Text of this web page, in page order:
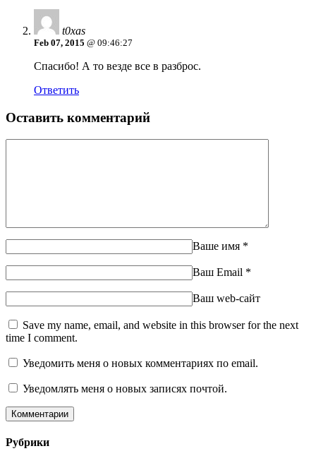
t0xas
Feb 07, 2015 @ 09:46:27
Спасибо! А то везде все в разброс.
Ответить
Оставить комментарий
Ваше имя *
Ваш Email *
Ваш web-сайт
Save my name, email, and website in this browser for the next
time I comment.
Уведомить меня о новых комментариях по email.
Уведомлять меня о новых записях почтой.
Рубрики